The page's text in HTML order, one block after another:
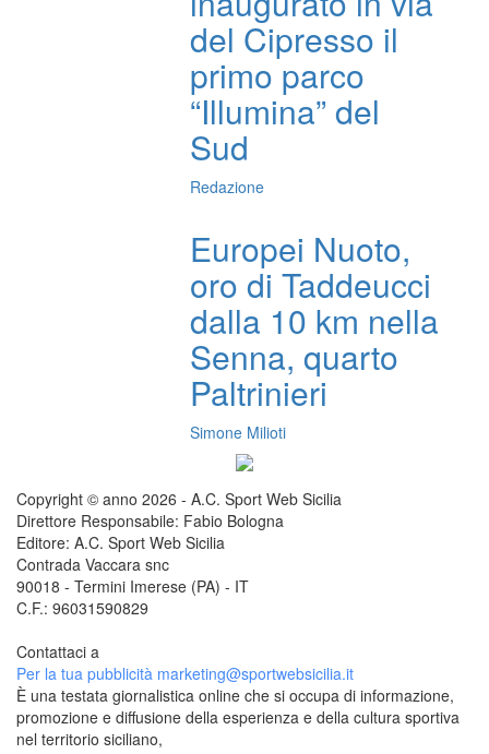
del Cipresso il
primo parco
“Illumina” del
Sud
Redazione
Europei Nuoto,
oro di Taddeucci
dalla 10 km nella
Senna, quarto
Paltrinieri
Simone Milioti
Copyright © anno 2026 - A.C. Sport Web Sicilia
Direttore Responsabile: Fabio Bologna
Editore: A.C. Sport Web Sicilia
Contrada Vaccara snc
90018 - Termini Imerese (PA) - IT
C.F.: 96031590829
Contattaci a
Per la tua pubblicità marketing@sportwebsicilia.it
È una testata giornalistica online che si occupa di informazione,
promozione e diffusione della esperienza e della cultura sportiva
nel territorio siciliano,